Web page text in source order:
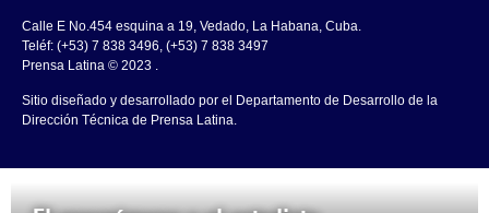
Calle E No.454 esquina a 19, Vedado, La Habana, Cuba.
Teléf: (+53) 7 838 3496, (+53) 7 838 3497
Prensa Latina © 2023 .
Sitio diseñado y desarrollado por el Departamento de Desarrollo de la
Dirección Técnica de Prensa Latina.